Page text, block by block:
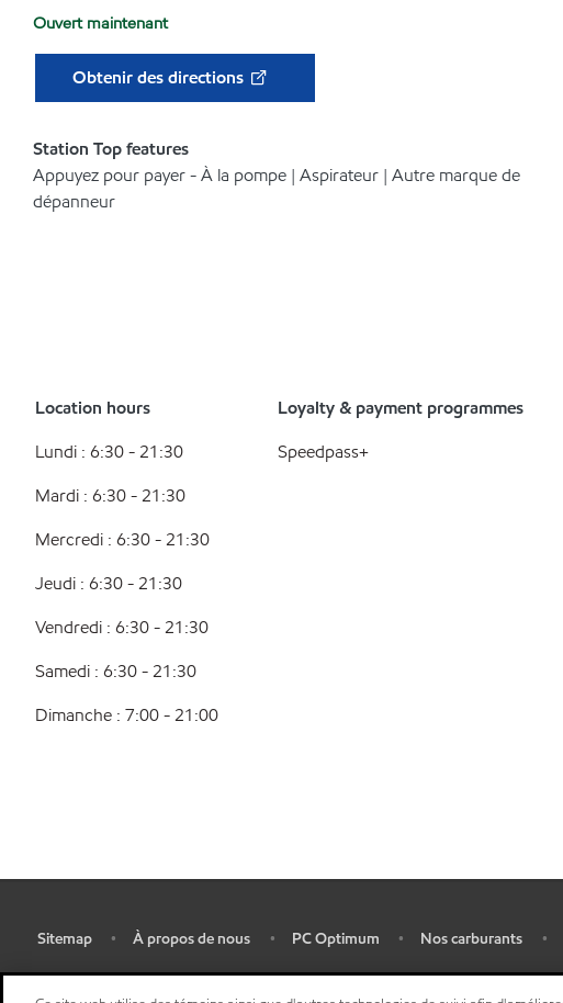
Ouvert maintenant
Obtenir des directions
Station Top features
Appuyez pour payer - À la pompe | Aspirateur | Autre marque de
dépanneur
Location hours
Lundi : 6:30 - 21:30
Mardi : 6:30 - 21:30
Mercredi : 6:30 - 21:30
Jeudi : 6:30 - 21:30
Vendredi : 6:30 - 21:30
Samedi : 6:30 - 21:30
Dimanche : 7:00 - 21:00
Loyalty & payment programmes
Speedpass+
Sitemap • À propos de nous • PC Optimum • Nos carburants •
• Plan d’ accessibilité pluriannuel